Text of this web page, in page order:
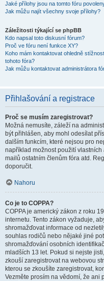
Jaké přílohy jsou na tomto fóru
Jak můžu najít všechny svoje přílohy?
Záležitosti týkající se phpBB
Kdo napsal toto diskusní fórum?
Proč ve fóru není funkce XY?
Koho mám kontaktovat ohledně
tohoto fóra?
Jak můžu kontaktovat administrátora
Přihlašování a registrace
Proč se musím zaregistrovat?
Možná nemusíte, záleží na
být přihlášen, aby mohl odesílat
dalším funkcím, které nejsou pro
například možnost použití
mailů ostatním členům fóra atd.
doporučit.
Nahoru
Co je to COPPA?
COPPA je americký zákon z roku
internetu. Tento zákon vyžaduje,
shromažďovat informace od
souhlas rodičů nebo nějaké jiné
shromažďování osobních
mladších 13 let. Pokud si nejste
zkouší zaregistrovat na webovou
kterou se zkoušíte zaregistrovat,
Vezměte prosím na vědomí, že ani